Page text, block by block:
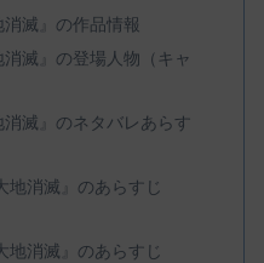
滅』の作品情報
滅』の登場人物（キャ
滅』のネタバレあらす
地消滅』のあらすじ
地消滅』のあらすじ